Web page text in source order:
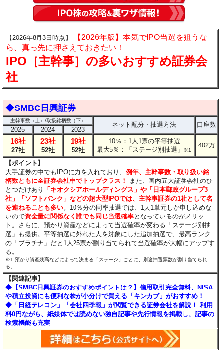
【2026年8月3日時点】
【2026年版】本気でIPO当選を狙うな
ら、真っ先に押さえておきたい！
IPO［主幹事］の多いおすすめ証券会
社
◆SMBC日興証券
主幹事数（上）/取扱銘柄数（下）
ネット配分・抽選方法 口座数
2025 2024 2023
16社
27社
23社
52社
19社
52社
10％：1人1票の平等抽選
最大5％：「ステージ別抽選」
※1
402万
【ポイント】
大手証券の中でもIPOに力を入れており、例年、主幹事数・取り扱い銘
柄数ともに全証券会社中でトップクラス！
また、国内五大証券会社のひ
とつだけあり
「キオクシアホールディングス」や「日本郵政グループ3
社」「ソフトバンク」などの超大型IPOでは、主幹事証券の1社として名
を連ねることも多い。10％分の同率抽選では、1人1単元しか申し込めな
いので資金量に関係なく誰でも同じ当選確率となっているのがメリッ
ト。さらに、預かり資産などによって当選確率が変わる「ステージ別抽
選」も提供。平等抽選に外れた人を対象にした追加抽選で、最高ランク
の「プラチナ」だと1人25票が割り当てられて当選確率が大幅にアップす
る。
※1 預かり資産残高などによって決まる「ステージ」ごとに、別途抽選票数が割り当てられ
る。
【関連記事】
◆【SMBC日興証券のおすすめポイントは？】信用取引完全無料、NISA
や積立投資にも便利な株が小分けで買える「キンカブ」がおすすめ！
◆「日経テレコン」「会社四季報」が閲覧できる証券会社を解説！ 利用
料0円ながら、紙媒体では読めない独自記事や先行情報を掲載し、記事の
検索機能も充実